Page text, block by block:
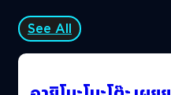
ประสิทธิภาพในการทำธุรกิ
ดิจิทัล ประกอบด้วย 3 ขั้นห
เก็บข้อมูลมาอยู่ในรูปแบ
ปรับกระบวนการทำงานขึ้
See All